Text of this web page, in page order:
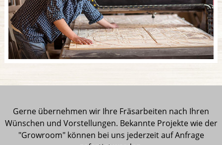
Gerne übernehmen wir Ihre Fräsarbeiten nach Ihren
Wünschen und Vorstellungen. Bekannte Projekte wie der
"Growroom" können bei uns jederzeit auf Anfrage